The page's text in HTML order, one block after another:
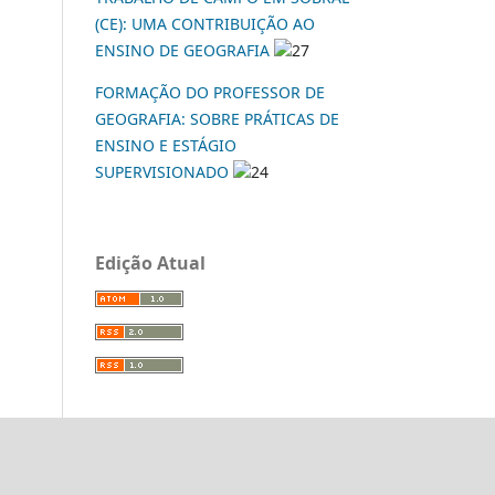
(CE): UMA CONTRIBUIÇÃO AO
ENSINO DE GEOGRAFIA
27
FORMAÇÃO DO PROFESSOR DE
GEOGRAFIA: SOBRE PRÁTICAS DE
ENSINO E ESTÁGIO
SUPERVISIONADO
24
Edição Atual